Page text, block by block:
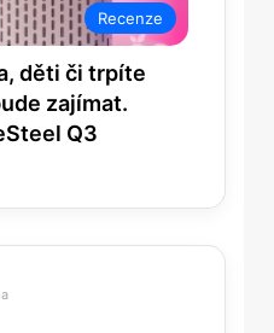
Recenze
děti či trpíte
zajímat.
Q3